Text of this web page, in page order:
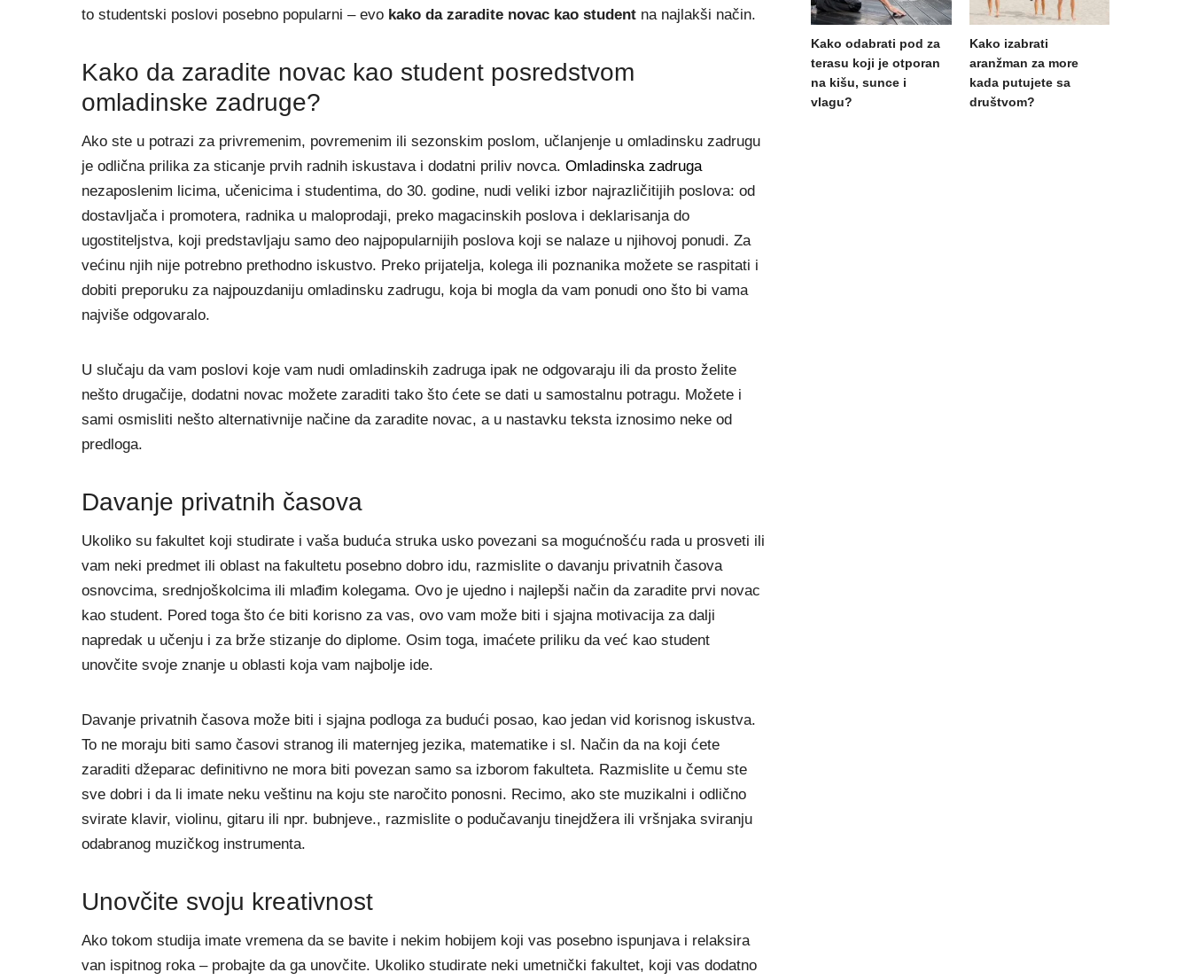
to studentski poslovi posebno popularni – evo kako da zaradite novac kao student na najlakši način.
Kako da zaradite novac kao student posredstvom
omladinske zadruge?
Ako ste u potrazi za privremenim, povremenim ili sezonskim poslom, učlanjenje u omladinsku zadrugu
je odlična prilika za sticanje prvih radnih iskustava i dodatni priliv novca. Omladinska zadruga
nezaposlenim licima, učenicima i studentima, do 30. godine, nudi veliki izbor najrazličitijih poslova: od
dostavljača i promotera, radnika u maloprodaji, preko magacinskih poslova i deklarisanja do
ugostiteljstva, koji predstavljaju samo deo najpopularnijih poslova koji se nalaze u njihovoj ponudi. Za
većinu njih nije potrebno prethodno iskustvo. Preko prijatelja, kolega ili poznanika možete se raspitati i
dobiti preporuku za najpouzdaniju omladinsku zadrugu, koja bi mogla da vam ponudi ono što bi vama
najviše odgovaralo.
U slučaju da vam poslovi koje vam nudi omladinskih zadruga ipak ne odgovaraju ili da prosto želite
nešto drugačije, dodatni novac možete zaraditi tako što ćete se dati u samostalnu potragu. Možete i
sami osmisliti nešto alternativnije načine da zaradite novac, a u nastavku teksta iznosimo neke od
predloga.
Davanje privatnih časova
Ukoliko su fakultet koji studirate i vaša buduća struka usko povezani sa mogućnošću rada u prosveti ili
vam neki predmet ili oblast na fakultetu posebno dobro idu, razmislite o davanju privatnih časova
osnovcima, srednjoškolcima ili mlađim kolegama. Ovo je ujedno i najlepši način da zaradite prvi novac
kao student. Pored toga što će biti korisno za vas, ovo vam može biti i sjajna motivacija za dalji
napredak u učenju i za brže stizanje do diplome. Osim toga, imaćete priliku da već kao student
unovčite svoje znanje u oblasti koja vam najbolje ide.
Davanje privatnih časova može biti i sjajna podloga za budući posao, kao jedan vid korisnog iskustva.
To ne moraju biti samo časovi stranog ili maternjeg jezika, matematike i sl. Način da na koji ćete
zaraditi džeparac definitivno ne mora biti povezan samo sa izborom fakulteta. Razmislite u čemu ste
sve dobri i da li imate neku veštinu na koju ste naročito ponosni. Recimo, ako ste muzikalni i odlično
svirate klavir, violinu, gitaru ili npr. bubnjeve., razmislite o podučavanju tinejdžera ili vršnjaka sviranju
odabranog muzičkog instrumenta.
Unovčite svoju kreativnost
Ako tokom studija imate vremena da se bavite i nekim hobijem koji vas posebno ispunjava i relaksira
van ispitnog roka – probajte da ga unovčite. Ukoliko studirate neki umetnički fakultet, koji vas dodatno
Kako odabrati pod za
terasu koji je otporan
na kišu, sunce i
vlagu?
Kako izabrati
aranžman za more
kada putujete sa
društvom?